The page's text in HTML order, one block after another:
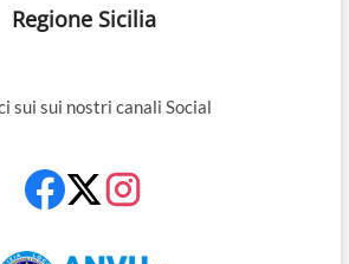
Regione Sicilia
sui sui nostri canali Social